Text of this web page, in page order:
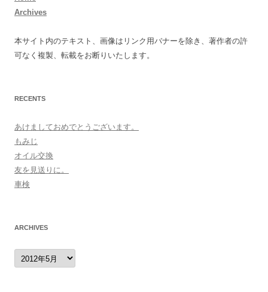
Archives
本サイト内のテキスト、画像はリンク用バナーを除き、著作者の許
可なく複製、転載をお断りいたします。
RECENTS
あけましておめでとうございます。
もみじ
オイル交換
友を見送りに。
車検
ARCHIVES
archives